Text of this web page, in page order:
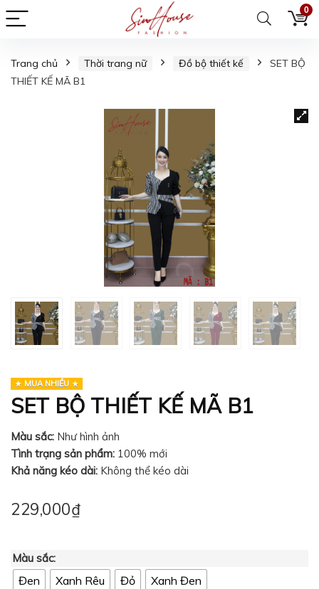
0
Trang chủ Thời trang nữ Đồ bộ thiết kế
SET BỘ
THIẾT KẾ MÃ B1
MUA NHIỀU
SET BỘ THIẾT KẾ MÃ B1
Màu sắc: Như hình ảnh
Tình trạng sản phẩm: 100% mới
Khả năng kéo dài: Không thể kéo dài
229,000₫
Màu sắc:
Đen Xanh Rêu Đỏ Xanh Đen